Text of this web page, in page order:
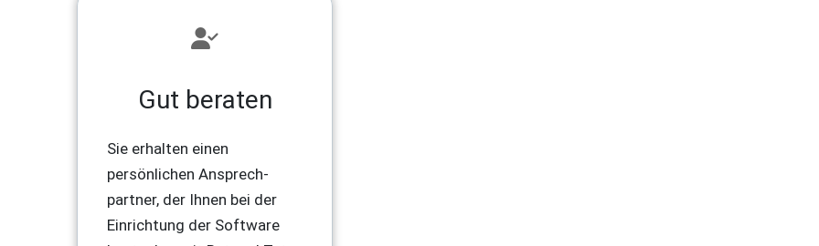
Gut beraten
Sie erhalten einen
persönlichen Ansprech-
partner, der Ihnen bei der
Einrichtung der Software